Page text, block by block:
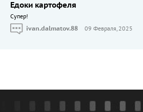
Едоки картофеля
Cупер!
ivan.dalmatov.88
09 Февраля, 2025